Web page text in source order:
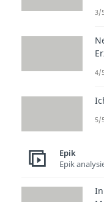
Nach
3/
4/
5/
Epik
Epik